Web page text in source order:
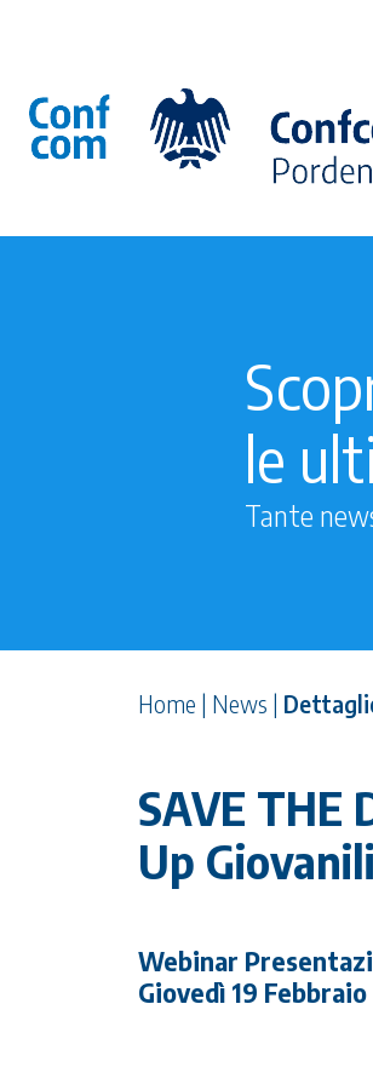
le
Tante
Home | News |
SAVE THE
Up
Webinar
Giovedì 19